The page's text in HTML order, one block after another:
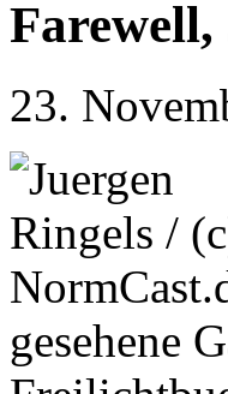
Farewell,
23.
gesehene